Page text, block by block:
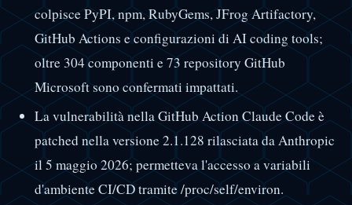
colpisce PyPI, npm, RubyGems, JFrog Artifactory,
GitHub Actions e configurazioni di AI coding tools;
oltre 304 componenti e 73 repository GitHub
Microsoft sono confermati impattati.
La vulnerabilità nella GitHub Action Claude Code è
patched nella versione 2.1.128 rilasciata da Anthropic
il 5 maggio 2026; permetteva l'accesso a variabili
d'ambiente CI/CD tramite /proc/self/environ.